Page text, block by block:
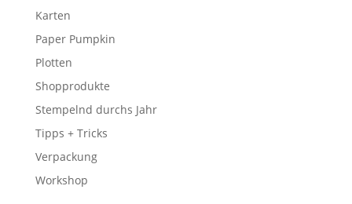
Karten
Paper Pumpkin
Plotten
Shopprodukte
Stempelnd durchs Jahr
Tipps + Tricks
Verpackung
Workshop